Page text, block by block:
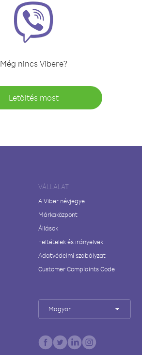
Még nincs Vibere?
Letöltés most
VÁLLALAT
A Viber névjegye
Márkaközpont
Állások
Feltételek és irányelvek
Adatvédelmi szabályzat
Customer Complaints Code
Magyar